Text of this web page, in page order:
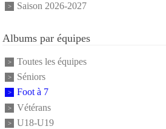
Saison 2026-2027
Albums par équipes
Toutes les équipes
Séniors
Foot à 7
Vétérans
U18-U19